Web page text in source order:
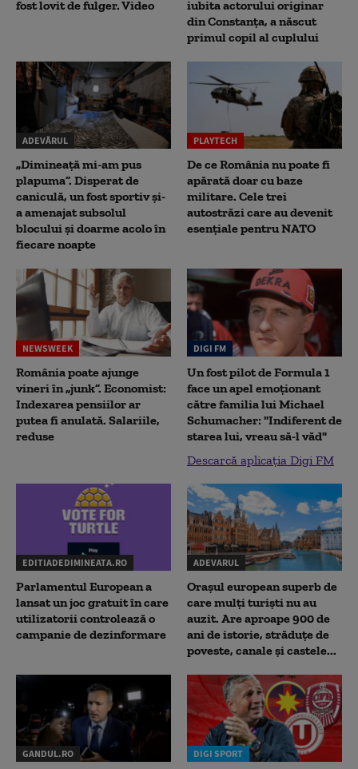
fost lovit de fulger. Video
iubita actorului originar
din Constanța, a născut
primul copil al cuplului
ADEVĂRUL
„Dimineață mi-am pus
plapuma”. Disperat de
caniculă, un fost sportiv și-
a amenajat subsolul
blocului și doarme acolo în
fiecare noapte
PLAYTECH
De ce România nu poate fi
apărată doar cu baze
militare. Cele trei
autostrăzi care au devenit
esențiale pentru NATO
NEWSWEEK
România poate ajunge
vineri în „junk”. Economist:
Indexarea pensiilor ar
putea fi anulată. Salariile,
reduse
DIGI FM
Un fost pilot de Formula 1
face un apel emoționant
către familia lui Michael
Schumacher: "Indiferent de
starea lui, vreau să-l văd"
Descarcă aplicația Digi FM
EDITIADEDIMINEATA.RO
Parlamentul European a
lansat un joc gratuit în care
utilizatorii controlează o
campanie de dezinformare
ADEVARUL
Orașul european superb de
care mulți turiști nu au
auzit. Are aproape 900 de
ani de istorie, străduțe de
poveste, canale și castele...
GANDUL.RO DIGI SPORT